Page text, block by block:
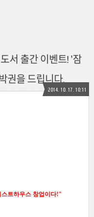
서 출간 이벤트! '잠
권을 드립니다.
2014. 10. 17. 10:11
트하우스 창업이다!"